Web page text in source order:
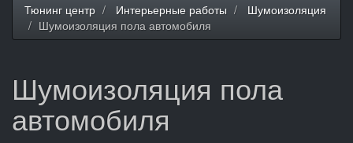
Тюнинг центр Интерьерные работы
Шумоизоляция
Шумоизоляция пола автомобиля
Шумоизоляция пола
автомобиля